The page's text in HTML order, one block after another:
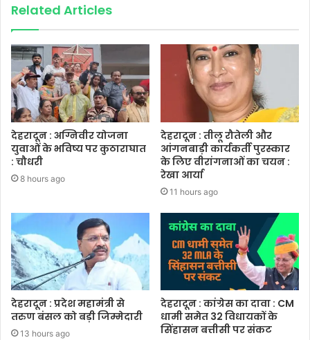
Related Articles
देहरादून : अग्निवीर योजना
युवाओं के भविष्य पर कुठाराघात
: चौधरी
8 hours ago
देहरादून : तीलू रौतेली और
आंगनबाड़ी कार्यकर्ती पुरस्कार
के लिए वीरांगनाओं का चयन :
रेखा आर्या
11 hours ago
देहरादून : प्रदेश महामंत्री से
तरुण बंसल को बड़ी जिम्मेदारी
13 hours ago
देहरादून : कांग्रेस का दावा : CM
धामी समेत 32 विधायकों के
सिंहासन बत्तीसी पर संकट